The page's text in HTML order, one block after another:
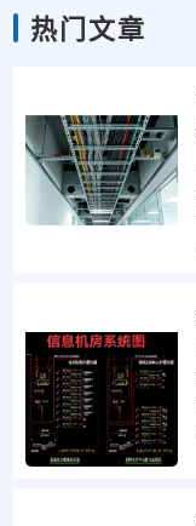
热门文章